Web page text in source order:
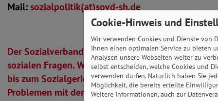
Mail:sozialpolitik(at)sovd-sh.de
Der Sozialverband Schleswig-Holstein hilft in
sozialen Fragen. Wir vertreten unsere Mitglieder
bis zum Sozialgericht, zum Beispiel bei
Problemen mit der Erwerbsminderungsrente
Cookie-Hinweis und
Wir verwenden Cookies und Dienste von
Ihnen einen optimalen Service zu bieten
Analysen unsere Webseiten weiter zu
selbst entscheiden, welche Cookies und
verwenden dürfen. Natürlich haben Sie
Möglichkeit, die bereits erteilte
Weitere Informationen, auch zur